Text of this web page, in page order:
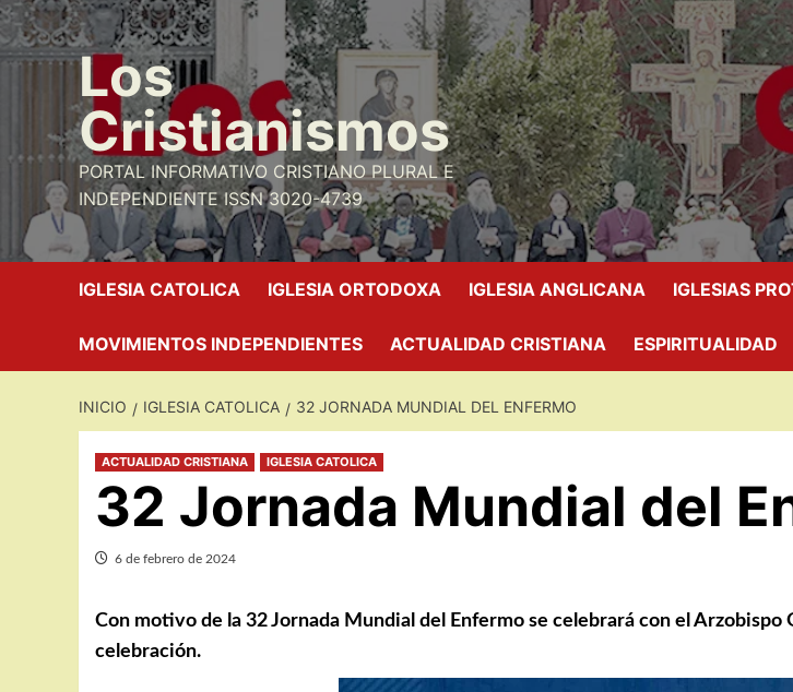
Saltar
al
contenido Los
Cristianismos
PORTAL INFORMATIVO CRISTIANO PLURAL E
INDEPENDIENTE ISSN 3020-4739
IGLESIA CATOLICA IGLESIA ORTODOXA IGLESIA ANGLICANA IGLESIAS
MOVIMIENTOS INDEPENDIENTES ACTUALIDAD CRISTIANA ESPIRITUALIDAD
INICIO IGLESIA CATOLICA 32 JORNADA MUNDIAL DEL ENFERMO
ACTUALIDAD CRISTIANA IGLESIA CATOLICA
32 Jornada Mundial del
6 de febrero de 2024
Con motivo de la 32 Jornada Mundial del Enfermo se celebrará con el
celebración.